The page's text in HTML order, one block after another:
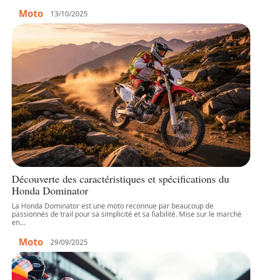
Moto 13/10/2025
Découverte des caractéristiques et spécifications du
Honda Dominator
La Honda Dominator est une moto reconnue par beaucoup de
passionnés de trail pour sa simplicité et sa fiabilité. Mise sur le marché
en…
Moto 29/09/2025